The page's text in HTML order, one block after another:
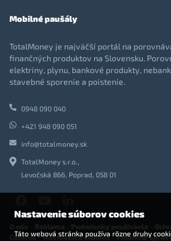
Mobilné paušály
TotalMoney je najväčší portál na
finančných produktov na Slovensku.
elektriny, plynu, bankové produkty,
stavebné sporenie a poistenie.
0948 090 040
+421 948 090 051
info@totalmoney.sk
TotalMoney s.r.o.,
Levočská 866, Poprad, 058 01
Cookies-Nastavenia cookies -Finančné
Nastavenie súborov cookies
Táto webová stránka používa rôzne druhy